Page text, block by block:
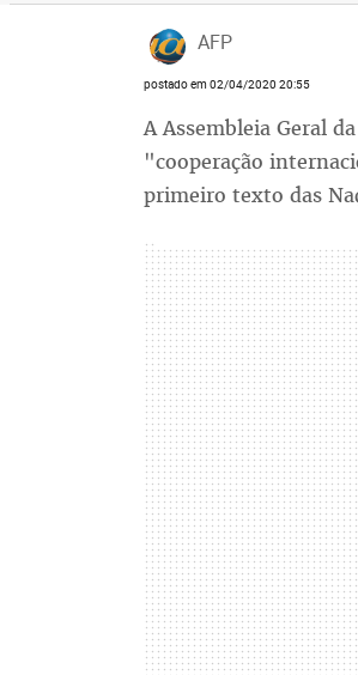
AFP
postado em 02/04/2020 20:55
A Assembleia Geral
"cooperação
primeiro texto das